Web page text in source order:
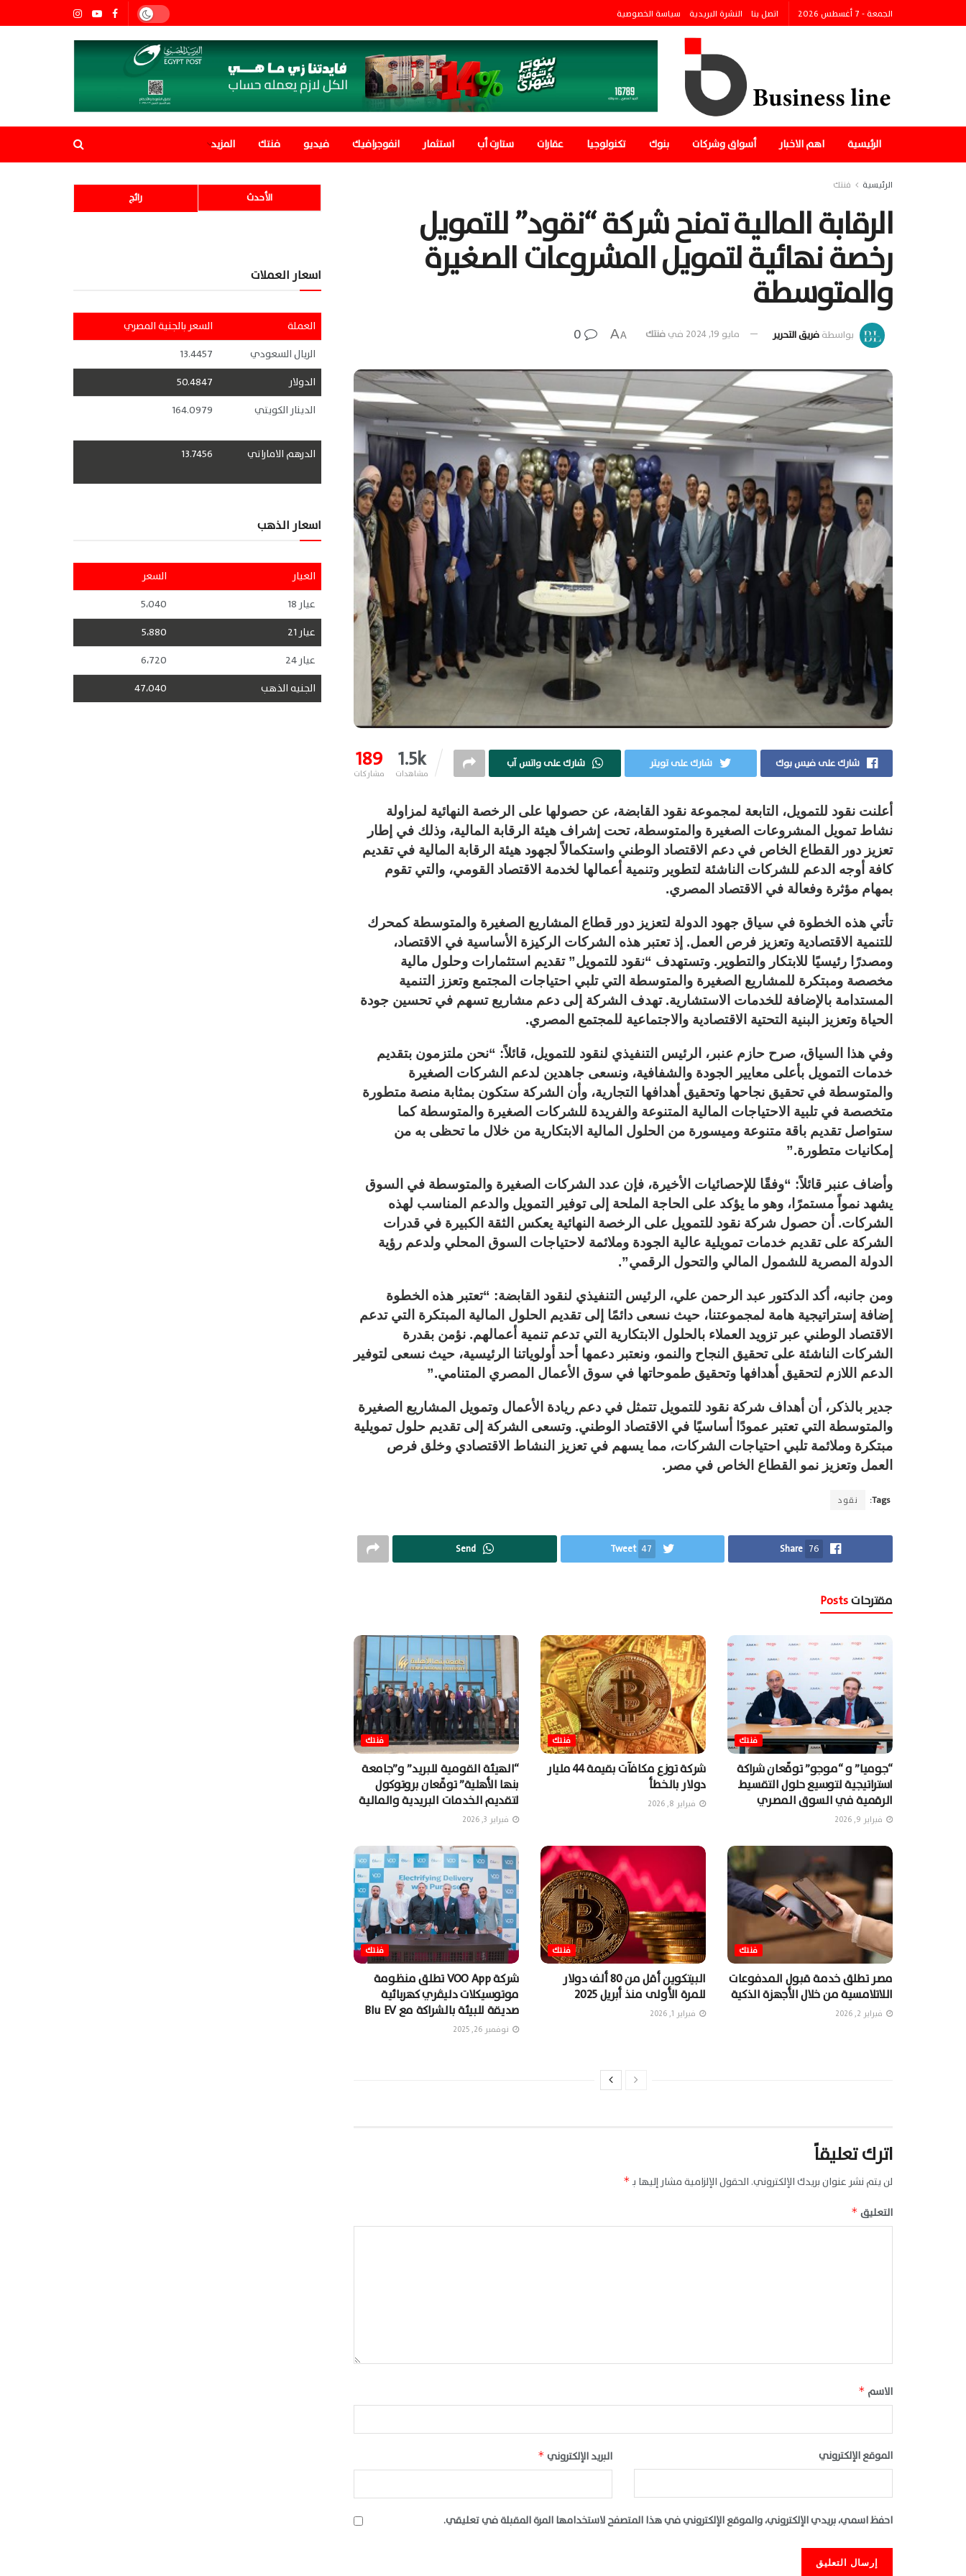
الجمعة - 7 أغسطس 2026 اتصل بنا النشرة البريدية سياسة الخصوصية
الرئيسية اهم الاخبار أسواق وشركات بنوك تكنولوجيا عقارات ستارت أب استثمار انفوجرافيك فيديو فنتك المزيد
الرئيسية فنتك
الرقابة المالية تمنح شركة “نقود” للتمويل
رخصة نهائية لتمويل المشروعات الصغيرة
والمتوسطة
بواسطةفريق التحرير مايو 19, 2024 فيفنتك A
A
189
مشاركات 1.5k
مشاهدات
شارك على فيس بوك شارك على تويتر شارك على واتس آب
أعلنت نقود للتمويل، التابعة لمجموعة نقود القابضة، عن حصولها على الرخصة النهائية لمزاولة
نشاط تمويل المشروعات الصغيرة والمتوسطة، تحت إشراف هيئة الرقابة المالية، وذلك في إطار
تعزيز دور القطاع الخاص في دعم الاقتصاد الوطني واستكمالاً لجهود هيئة الرقابة المالية في تقديم
كافة أوجه الدعم للشركات الناشئة لتطوير وتنمية أعمالها لخدمة الاقتصاد القومي، والتي تقوم
بمهام مؤثرة وفعالة في الاقتصاد المصري.
تأتي هذه الخطوة في سياق جهود الدولة لتعزيز دور قطاع المشاريع الصغيرة والمتوسطة كمحرك
للتنمية الاقتصادية وتعزيز فرص العمل. إذ تعتبر هذه الشركات الركيزة الأساسية في الاقتصاد،
ومصدرًا رئيسيًا للابتكار والتطوير. وتستهدف “نقود للتمويل” تقديم استثمارات وحلول مالية
مخصصة ومبتكرة للمشاريع الصغيرة والمتوسطة التي تلبي احتياجات المجتمع وتعزز التنمية
المستدامة بالإضافة للخدمات الاستشارية. تهدف الشركة إلى دعم مشاريع تسهم في تحسين جودة
الحياة وتعزيز البنية التحتية الاقتصادية والاجتماعية للمجتمع المصري.
وفي هذا السياق، صرح حازم عنبر، الرئيس التنفيذي لنقود للتمويل، قائلاً: “نحن ملتزمون بتقديم
خدمات التمويل بأعلى معايير الجودة والشفافية، ونسعى جاهدين لدعم الشركات الصغيرة
والمتوسطة في تحقيق نجاحها وتحقيق أهدافها التجارية، وأن الشركة ستكون بمثابة منصة متطورة
متخصصة في تلبية الاحتياجات المالية المتنوعة والفريدة للشركات الصغيرة والمتوسطة كما
ستواصل تقديم باقة متنوعة وميسورة من الحلول المالية الابتكارية من خلال ما تحظى به من
إمكانيات متطورة.”
وأضاف عنبر قائلاً: “وفقًا للإحصائيات الأخيرة، فإن عدد الشركات الصغيرة والمتوسطة في السوق
يشهد نمواً مستمرًا، وهو ما يؤكد على الحاجة الملحة إلى توفير التمويل والدعم المناسب لهذه
الشركات. أن حصول شركة نقود للتمويل على الرخصة النهائية يعكس الثقة الكبيرة في قدرات
الشركة على تقديم خدمات تمويلية عالية الجودة وملائمة لاحتياجات السوق المحلي ولدعم رؤية
الدولة المصرية للشمول المالي والتحول الرقمي”.
ومن جانبه، أكد الدكتور عبد الرحمن علي، الرئيس التنفيذي لنقود القابضة: “تعتبر هذه الخطوة
إضافة إستراتيجية هامة لمجموعتنا، حيث نسعى دائمًا إلى تقديم الحلول المالية المبتكرة التي تدعم
الاقتصاد الوطني عبر تزويد العملاء بالحلول الابتكارية التي تدعم تنمية أعمالهم. نؤمن بقدرة
الشركات الناشئة على تحقيق النجاح والنمو، ونعتبر دعمها أحد أولوياتنا الرئيسية، حيث نسعى لتوفير
الدعم اللازم لتحقيق أهدافها وتحقيق طموحاتها في سوق الأعمال المصري المتنامي.”
جدير بالذكر، أن أهداف شركة نقود للتمويل تتمثل في دعم ريادة الأعمال وتمويل المشاريع الصغيرة
والمتوسطة التي تعتبر عمودًا أساسيًا في الاقتصاد الوطني. وتسعى الشركة إلى تقديم حلول تمويلية
مبتكرة وملائمة تلبي احتياجات الشركات، مما يسهم في تعزيز النشاط الاقتصادي وخلق فرص
العمل وتعزيز نمو القطاع الخاص في مصر.
Tags: نقود
Share 76
Tweet 47
Send
مقترحات
فنتك
“جوميا” و “موجو” توقّعان شراكة
استراتيجية لتوسيع حلول التقسيط
الرقمية في السوق المصري
فبراير 9, 2026
فنتك
شركة توزع مكافآت بقيمة 44 مليار
دولار بالخطأ
فبراير 8, 2026
فنتك
“الهيئة القومية للبريد” و”جامعة
بنها الأهلية” توقّعان بروتوكول
لتقديم الخدمات البريدية والمالية
فبراير 3, 2026
فنتك
مصر تطلق خدمة قبول المدفوعات
اللاتلامسية من خلال الأجهزة الذكية
فبراير 2, 2026
فنتك
البيتكوين أقل من 80 ألف دولار
للمرة الأولى منذ أبريل 2025
فبراير 1, 2026
فنتك
شركة VOO App تطلق منظومة
موتوسيكلات دليڤري كهربائية
صديقة للبيئة بالشراكة مع Blu EV
نوفمبر 26, 2025
اترك تعليقاً
لن يتم نشر عنوان بريدك الإلكتروني. الحقول الإلزامية مشار إليها بـ*
التعليق *
الاسم *
البريد الإلكتروني * الموقع الإلكتروني
احفظ اسمي، بريدي الإلكتروني، والموقع الإلكتروني في هذا المتصفح لاستخدامها المرة المقبلة في تعليقي.
رائج الأحدث
اسعار العملات
العملة
السعر بالجنية المصري
الريال السعودي
13.4457
الدولار
50.4847
الدينار الكويتي
164.0979
الدرهم الاماراتي 13.7456
اسعار الذهب
العيار
السعر
عيار 18
5،040
عيار 21
5،880
عيار 24
6،720
الجنيه الذهب
47،040